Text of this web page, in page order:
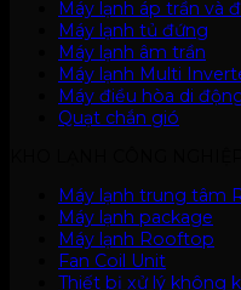
Máy lạnh áp trần và
Máy lạnh tủ đứng
Máy lạnh âm trần
Máy lạnh Multi
Máy điều hòa di
Quạt chắn gió
Máy lạnh trung tâm
Máy lạnh package
Máy lạnh Rooftop
Fan Coil Unit
Thiết bị xử lý không